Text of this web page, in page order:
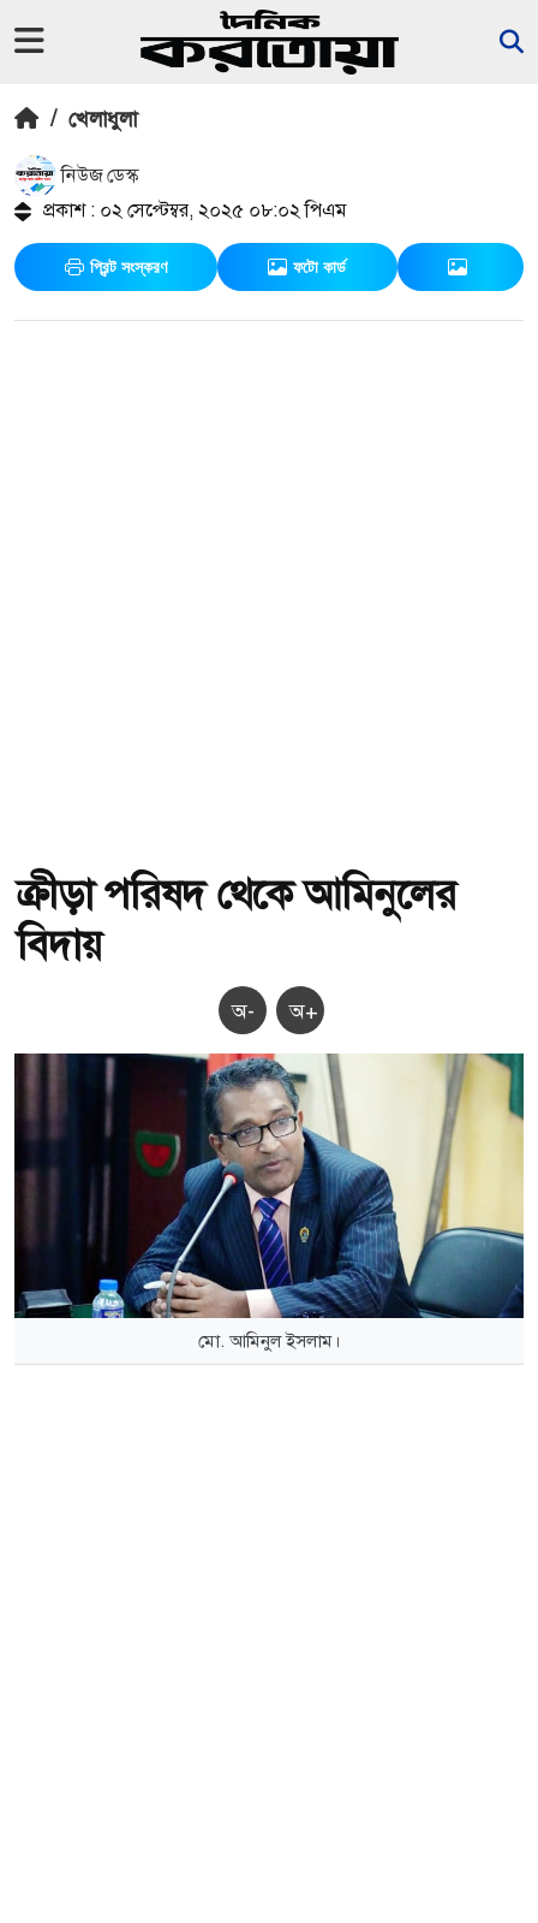
/ খেলাধুলা
নিউজ ডেস্ক
প্রকাশ : ০২ সেপ্টেম্বর, ২০২৫ ০৮:০২ পিএম
প্রিন্ট সংস্করণ ফটো কার্ড
ক্রীড়া পরিষদ থেকে আমিনুলের
বিদায়
অ- অ+
মো. আমিনুল ইসলাম।